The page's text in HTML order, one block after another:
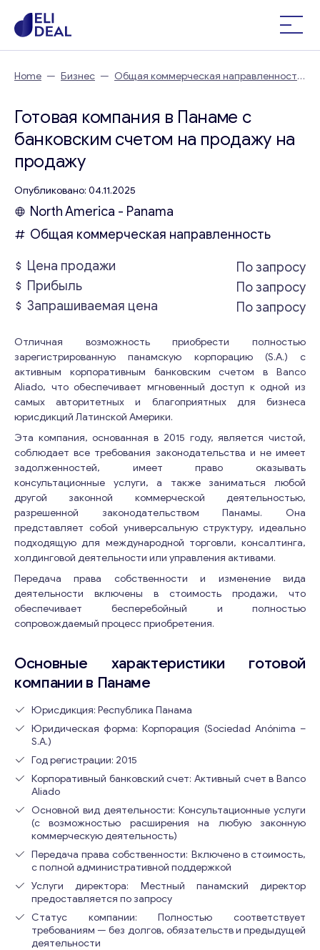
Home — Бизнес — Общая коммерческая направленность
Готовая компания в Панаме с
банковским счетом на продажу на
продажу
Опубликовано: 04.11.2025
North America - Panama
Общая коммерческая направленность
Цена продажи
По запросу
Прибыль
По запросу
Запрашиваемая цена
По запросу
Отличная возможность приобрести полностью
зарегистрированную панамскую корпорацию (S.A.) с
активным корпоративным банковским счетом в Banco
Aliado, что обеспечивает мгновенный доступ к одной из
самых авторитетных и благоприятных для бизнеса
юрисдикций Латинской Америки.
Эта компания, основанная в 2015 году, является чистой,
соблюдает все требования законодательства и не имеет
задолженностей, имеет право оказывать
консультационные услуги, а также заниматься любой
другой законной коммерческой деятельностью,
разрешенной законодательством Панамы. Она
представляет собой универсальную структуру, идеально
подходящую для международной торговли, консалтинга,
холдинговой деятельности или управления активами.
Передача права собственности и изменение вида
деятельности включены в стоимость продажи, что
обеспечивает бесперебойный и полностью
сопровождаемый процесс приобретения.
Основные характеристики готовой
компании в Панаме
Юрисдикция: Республика Панама
Юридическая форма: Корпорация (Sociedad Anónima –
S.A.)
Год регистрации: 2015
Корпоративный банковский счет: Активный счет в Banco
Aliado
Основной вид деятельности: Консультационные услуги
(с возможностью расширения на любую законную
коммерческую деятельность)
Передача права собственности: Включено в стоимость,
с полной административной поддержкой
Услуги директора: Местный панамский директор
предоставляется по запросу
Статус компании: Полностью соответствует
требованиям — без долгов, обязательств и предыдущей
деятельности